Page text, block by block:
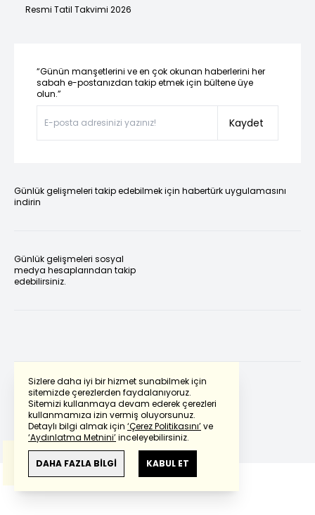
Sizlere daha iyi bir hizmet sunabilmek için
sitemizde çerezlerden faydalanıyoruz.
Sitemizi kullanmaya devam ederek çerezleri
kullanmamıza izin vermiş oluyorsunuz.
Detaylı bilgi almak için ‘Çerez Politikasını’ve
‘Aydınlatma Metnini’inceleyebilirsiniz.
DAHA FAZLA BİLGİ KABUL ET
Resmi Tatil Takvimi 2026
“Günün manşetlerini ve en çok okunan haberlerini her
sabah e-postanızdan takip etmek için bültene üye
olun.”
Kaydet
Günlük gelişmeleri takip edebilmek için habertürk uygulamasını
indirin
Günlük gelişmeleri sosyal
medya hesaplarından takip
edebilirsiniz.
Powered by Translate
Bu çevirideGoogle Transletekullanılmıştır.
Anlam ve çeviri hatalarından
haberturk.com
sorumlu değildir.